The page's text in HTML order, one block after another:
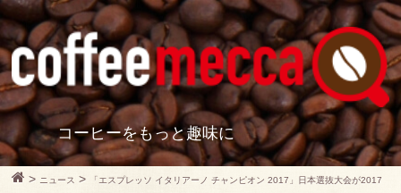
コーヒーをもっと趣味に
> ニュース >
「エスプレッソ イタリアーノ チャンピオン 2017」日本選抜大会が2017